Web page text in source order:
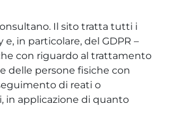
Il sito tratta tutti i
in particolare, del GDPR –
con riguardo al trattamento
delle persone fisiche con
di reati o
in applicazione di quanto